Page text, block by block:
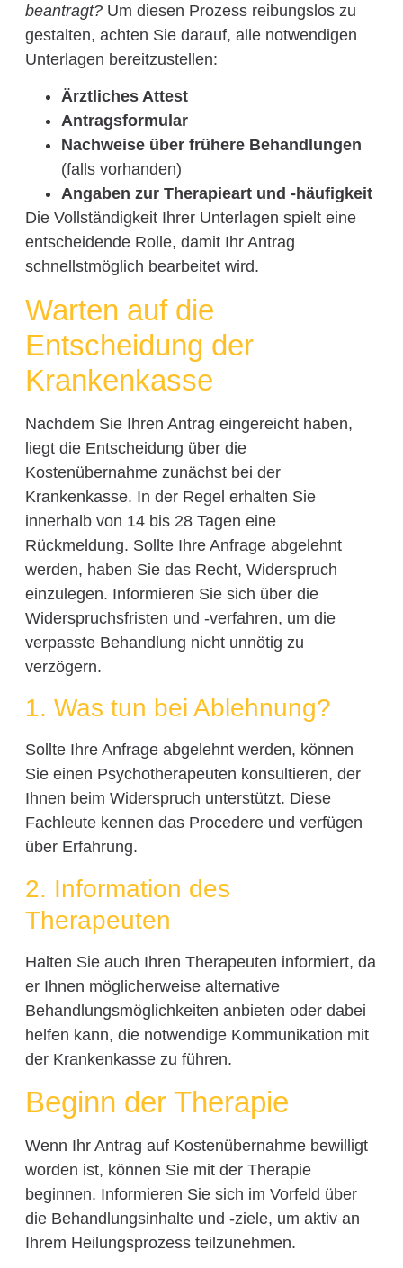
beantragt?Um diesen Prozess reibungslos zu
gestalten, achten Sie darauf, alle notwendigen
Unterlagen bereitzustellen:
Ärztliches Attest
Antragsformular
Nachweise über frühere Behandlungen
(falls vorhanden)
Angaben zur Therapieart und -häufigkeit
Die Vollständigkeit Ihrer Unterlagen spielt eine
entscheidende Rolle, damit Ihr Antrag
schnellstmöglich bearbeitet wird.
Warten auf die
Entscheidung der
Krankenkasse
Nachdem Sie Ihren Antrag eingereicht haben,
liegt die Entscheidung über die
Kostenübernahme zunächst bei der
Krankenkasse. In der Regel erhalten Sie
innerhalb von 14 bis 28 Tagen eine
Rückmeldung. Sollte Ihre Anfrage abgelehnt
werden, haben Sie das Recht, Widerspruch
einzulegen. Informieren Sie sich über die
Widerspruchsfristen und -verfahren, um die
verpasste Behandlung nicht unnötig zu
verzögern.
1. Was tun bei Ablehnung?
Sollte Ihre Anfrage abgelehnt werden, können
Sie einen Psychotherapeuten konsultieren, der
Ihnen beim Widerspruch unterstützt. Diese
Fachleute kennen das Procedere und verfügen
über Erfahrung.
2. Information des
Therapeuten
Halten Sie auch Ihren Therapeuten informiert, da
er Ihnen möglicherweise alternative
Behandlungsmöglichkeiten anbieten oder dabei
helfen kann, die notwendige Kommunikation mit
der Krankenkasse zu führen.
Beginn der Therapie
Wenn Ihr Antrag auf Kostenübernahme bewilligt
worden ist, können Sie mit der Therapie
beginnen. Informieren Sie sich im Vorfeld über
die Behandlungsinhalte und -ziele, um aktiv an
Ihrem Heilungsprozess teilzunehmen.